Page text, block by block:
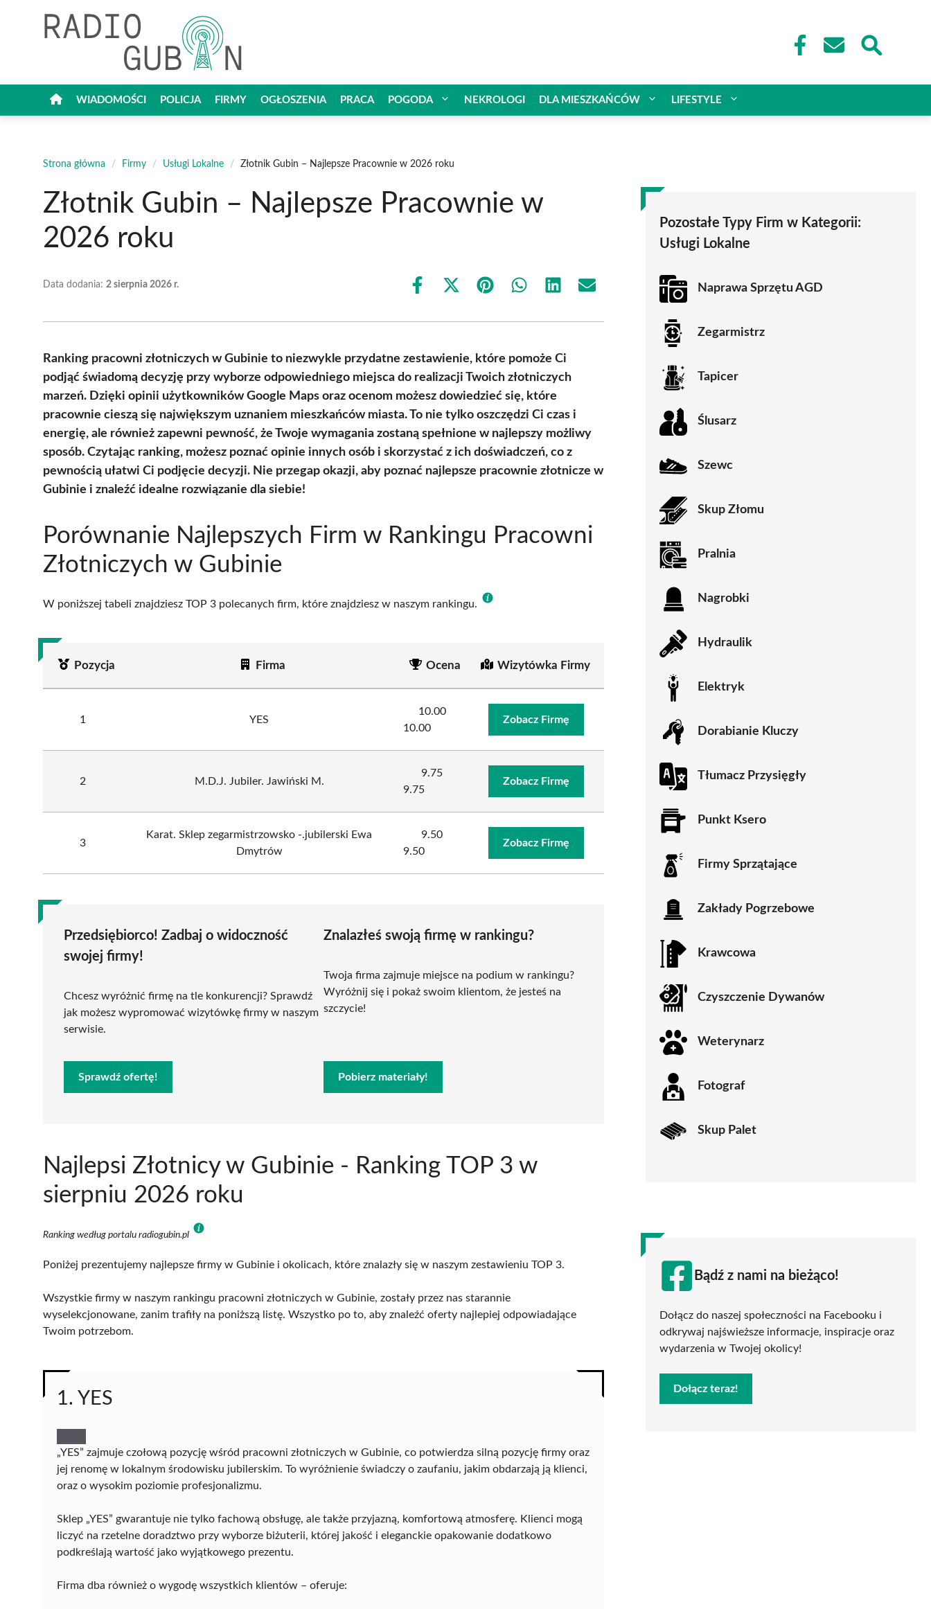
WIADOMOŚCI POLICJA FIRMY OGŁOSZENIA PRACA POGODA NEKROLOGI DLA MIESZKAŃCÓW LIFESTYLE
Strona główna / Firmy / Usługi Lokalne / Złotnik Gubin – Najlepsze Pracownie w 2026 roku
Złotnik Gubin – Najlepsze Pracownie w
2026 roku
Data dodania: 2 sierpnia 2026 r.
Share
Share
(Twitter)
Share Share Share Share
Ranking pracowni złotniczych w Gubinie to niezwykle przydatne zestawienie, które pomoże Ci
podjąć świadomą decyzję przy wyborze odpowiedniego miejsca do realizacji Twoich złotniczych
marzeń. Dzięki opinii użytkowników Google Maps oraz ocenom możesz dowiedzieć się, które
pracownie cieszą się największym uznaniem mieszkańców miasta. To nie tylko oszczędzi Ci czas i
energię, ale również zapewni pewność, że Twoje wymagania zostaną spełnione w najlepszy możliwy
sposób. Czytając ranking, możesz poznać opinie innych osób i skorzystać z ich doświadczeń, co z
pewnością ułatwi Ci podjęcie decyzji. Nie przegap okazji, aby poznać najlepsze pracownie złotnicze w
Gubinie i znaleźć idealne rozwiązanie dla siebie!
Porównanie Najlepszych Firm w Rankingu Pracowni
Złotniczych w Gubinie
W poniższej tabeli znajdziesz TOP 3 polecanych firm, które znajdziesz w naszym rankingu.
Pozycja Firma Ocena Wizytówka Firmy
1 YES
10.00
10.00
Zobacz Firmę
2 M.D.J. Jubiler. Jawiński M.
9.75
9.75
Zobacz Firmę
3
Karat. Sklep zegarmistrzowsko -.jubilerski Ewa
Dmytrów
9.50
9.50
Zobacz Firmę
Przedsiębiorco! Zadbaj o widoczność
swojej firmy!
Chcesz wyróżnić firmę na tle konkurencji? Sprawdź
jak możesz wypromować wizytówkę firmy w naszym
serwisie.
Sprawdź ofertę!
Znalazłeś swoją firmę w rankingu?
Twoja firma zajmuje miejsce na podium w rankingu?
Wyróżnij się i pokaż swoim klientom, że jesteś na
szczycie!
Pobierz materiały!
Najlepsi Złotnicy w Gubinie - Ranking TOP 3 w
sierpniu 2026 roku
Ranking według portalu radiogubin.pl
Poniżej prezentujemy najlepsze firmy w Gubinie i okolicach, które znalazły się w naszym zestawieniu TOP 3.
Wszystkie firmy w naszym rankingu pracowni złotniczych w Gubinie, zostały przez nas starannie
wyselekcjonowane, zanim trafiły na poniższą listę. Wszystko po to, aby znaleźć oferty najlepiej odpowiadające
Twoim potrzebom.
1. YES
„YES” zajmuje czołową pozycję wśród pracowni złotniczych w Gubinie, co potwierdza silną pozycję firmy oraz
jej renomę w lokalnym środowisku jubilerskim. To wyróżnienie świadczy o zaufaniu, jakim obdarzają ją klienci,
oraz o wysokim poziomie profesjonalizmu.
Sklep „YES” gwarantuje nie tylko fachową obsługę, ale także przyjazną, komfortową atmosferę. Klienci mogą
liczyć na rzetelne doradztwo przy wyborze biżuterii, której jakość i eleganckie opakowanie dodatkowo
podkreślają wartość jako wyjątkowego prezentu.
Firma dba również o wygodę wszystkich klientów – oferuje:
Pozostałe Typy Firm w Kategorii:
Usługi Lokalne
Naprawa Sprzętu AGD
Zegarmistrz
Tapicer
Ślusarz
Szewc
Skup Złomu
Pralnia
Nagrobki
Hydraulik
Elektryk
Dorabianie Kluczy
Tłumacz Przysięgły
Punkt Ksero
Firmy Sprzątające
Zakłady Pogrzebowe
Krawcowa
Czyszczenie Dywanów
Weterynarz
Fotograf
Skup Palet
Bądź z nami na bieżąco!
Dołącz do naszej społeczności na Facebooku i
odkrywaj najświeższe informacje, inspiracje oraz
wydarzenia w Twojej okolicy!
Dołącz teraz!